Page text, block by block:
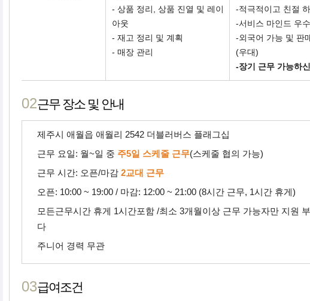
- 상품 정리, 상품 진열 및 레이
아웃
- 재고 정리 및 계획
- 매장 관리
-적극적이고 친절
-서비스 마인드 우
-외국어 가능 및 판
(우대)
-장기 근무 가능하
02근무 장소 및 안내
제주시 애월읍 애월리 2542 더블러버스 플래그십
근무 요일: 월~일 중 주5일 스케줄 근무(스케줄 협의 가능)
근무 시간: 오픈/마감 2교대 근무
오픈: 10:00 ~ 19:00 / 마감: 12:00 ~ 21:00 (8시간 근무, 1시간 휴게)
모든근무시간 휴게 1시간포함 /최소 3개월이상 근무 가능자만 지원
다
주니어 경력 무관
03급여조건